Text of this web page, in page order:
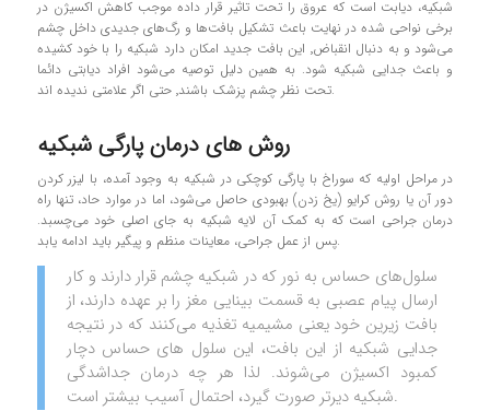
شبکیه، دیابت است که عروق را تحت تاثیر قرار داده موجب کاهش اکسیژن در
برخی نواحی شده در نهایت باعث تشکیل بافت‌ها و رگ‌های جدیدی داخل چشم
می‌شود و به دنبال انقباض٬ این بافت جدید امکان دارد شبکیه را با خود کشیده
و باعث جدایی شبکیه شود. به همین دلیل توصیه می‌شود افراد دیابتی دائما
تحت نظر چشم پزشک باشند٬ حتی اگر علامتی ندیده اند.
روش های درمان پارگی شبکیه
در مراحل اولیه که سوراخ با پارگی کوچکی در شبکیه به وجود آمده، با لیزر کردن
دور آن یا روش کرایو (یخ زدن) بهبودی حاصل می‌شود، اما در موارد حاد، تنها راه
درمان جراحی است که به کمک آن لایه شبکیه به جای اصلی خود می‌چسبد.
پس از عمل جراحی، معاینات منظم و پیگیر باید ادامه یابد.
سلول‌های حساس به نور که در شبکیه چشم قرار دارند و کار
ارسال پیام عصبی به قسمت بینایی مغز را بر عهده دارند، از
بافت زیرین خود یعنی مشیمیه تغذیه می‌کنند که در نتیجه
جدایی شبکیه از این بافت، این سلول های حساس دچار
کمبود اکسیژن می‌شوند. لذا هر چه درمان جداشدگی
شبکیه دیرتر صورت گیرد، احتمال آسیب بیشتر است.